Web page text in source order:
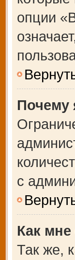
опции
Почему
с
Как
Так же,